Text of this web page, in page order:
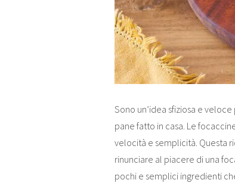
Sono un’idea sfiziosa e
pane fatto in casa. Le
velocità e semplicità. Questa
rinunciare al piacere di una
pochi e semplici ingredienti